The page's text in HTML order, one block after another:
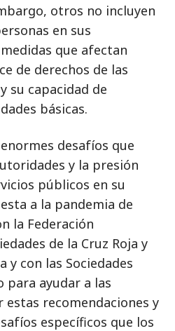
otros no incluyen
en sus
que afectan
de derechos de las
su capacidad de
básicas.
desafíos que
y la presión
públicos en su
a la pandemia de
la Federación
de la Cruz Roja y
y con las Sociedades
para ayudar a las
recomendaciones y
específicos que los